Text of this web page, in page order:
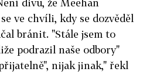
divu, že Meehan
ve chvíli, kdy se dozvěděl
bránit. "Stále jsem to
podrazil naše odbory"
nijak jinak," řekl